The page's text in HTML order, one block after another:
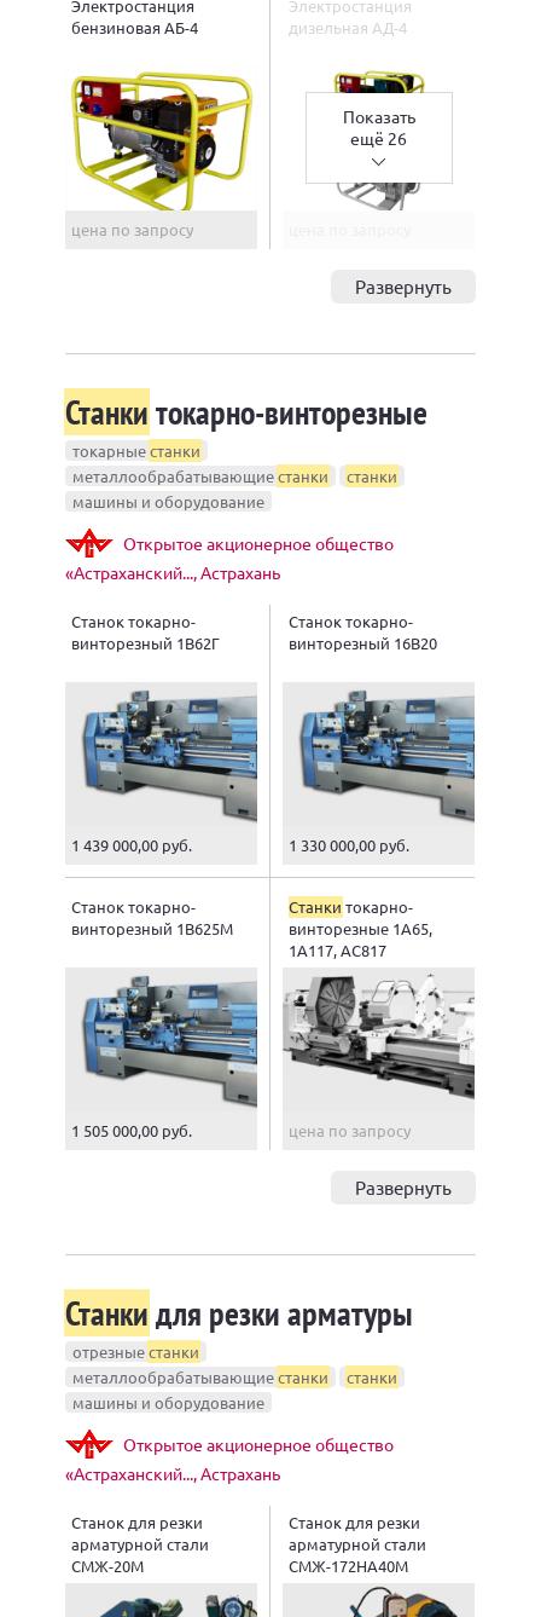
Электростанция
бензиновая АБ-4
цена по запросу
Электростанция
дизельная АД-4
Показать
ещё 26
Развернуть
Станкитокарно-винторезные
токарныестанки
металлообрабатывающиестанки
станки
машины и оборудование
Открытое акционерное общество
«Астраханский..., Астрахань
Станок токарно-
винторезный 1В62Г
1 439 000,00 руб.
Станок токарно-
винторезный 16В20
1 330 000,00 руб.
Станок токарно-
винторезный 1В625М
1 505 000,00 руб.
Станки токарно-
винторезные 1А65,
1А117, АС817
цена по запросу
Развернуть
Станкидля резки арматуры
отрезныестанки
металлообрабатывающиестанки
станки
машины и оборудование
Открытое акционерное общество
«Астраханский..., Астрахань
Станок для резки
арматурной стали
СМЖ-20М
Станок для резки
арматурной стали
СМЖ-172НА40М